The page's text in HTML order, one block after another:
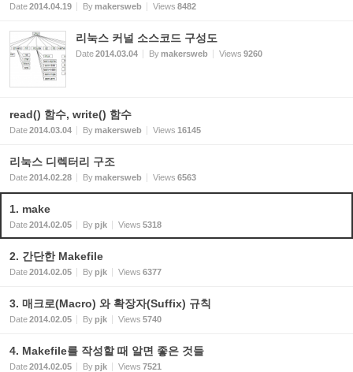
Date2014.04.19 Bymakersweb Views 8482
리눅스 커널 소스코드 구성도
Date2014.03.04 Bymakersweb Views 9260
read() 함수, write() 함수
Date2014.03.04 Bymakersweb Views 16145
리눅스 디렉터리 구조
Date2014.02.28 Bymakersweb Views 6563
1. make
Date2014.02.05 Bypjk Views 5318
2. 간단한 Makefile
Date2014.02.05 Bypjk Views 6377
3. 매크로(Macro) 와 확장자(Suffix) 규칙
Date2014.02.05 Bypjk Views 5740
4. Makefile를 작성할 때 알면 좋은 것들
Date2014.02.05 Bypjk Views 7521